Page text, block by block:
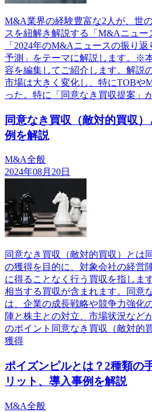
M&A業界の経験豊富な2人が、世
スを紐解き解説する「M&Aニュー
「2024年のM&Aニュースの振り
予測」をテーマに解説します。※
容を編集してご紹介します。解説
市場は大きく変化し、特にTOBや
った。特に「同意なき買収提案」
同意なき買収（敵対的買収
例を解説
M&A全般
2024年08月20日
同意なき買収（敵対的買収）とは
の獲得を目的に、対象会社の経営
に得ることなく行う買収を指しま
相当する買収が含まれます。同意
は、企業の成長戦略や競争力強化
陣と株主との対立、市場状況など
のポイント同意なき買収（敵対的
獲得
ポイズンピルとは？2種類の
リット、導入事例を解説
M&A全般